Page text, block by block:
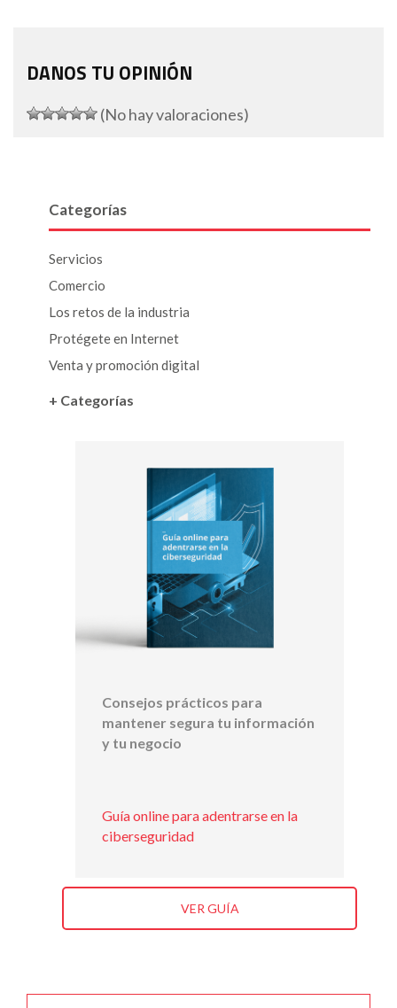
DANOS TU OPINIÓN
(No hay valoraciones)
Categorías
Servicios
Comercio
Los retos de la industria
Protégete en Internet
Venta y promoción digital
+ Categorías
Consejos prácticos para
mantener segura tu información
y tu negocio
Guía online para adentrarse en la
ciberseguridad
VER GUÍA